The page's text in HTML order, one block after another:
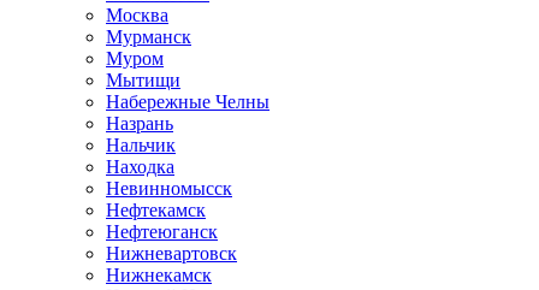
Москва
Мурманск
Муром
Мытищи
Набережные Челны
Назрань
Нальчик
Находка
Невинномысск
Нефтекамск
Нефтеюганск
Нижневартовск
Нижнекамск